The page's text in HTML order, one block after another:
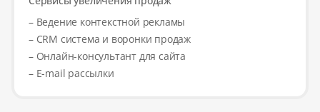
– Ведение контекстной рекламы
– CRM система и воронки продаж
– Онлайн-консультант для сайта
– E-mail рассылки